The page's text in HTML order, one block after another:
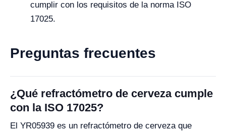
cumplir con los requisitos de la norma ISO
17025.
Preguntas frecuentes
¿Qué refractómetro de cerveza cumple
con la ISO 17025?
El YR05939 es un refractómetro de cerveza que